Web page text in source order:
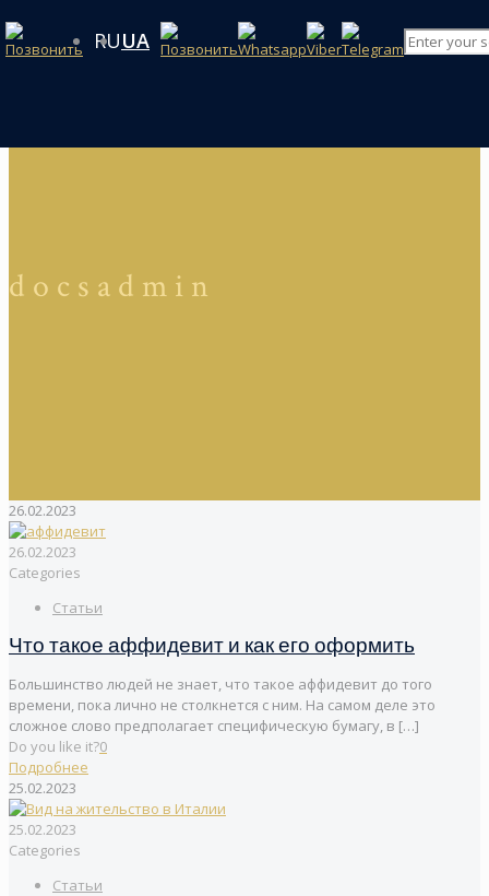
RUUA
docsadmin
26.02.2023
26.02.2023
Categories
Статьи
Что такое аффидевит и как его оформить
Большинство людей не знает, что такое аффидевит до того
времени, пока лично не столкнется с ним. На самом деле это
сложное слово предполагает специфическую бумагу, в […]
Do you like it?0
Подробнее
25.02.2023
25.02.2023
Categories
Статьи